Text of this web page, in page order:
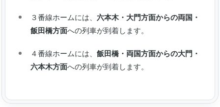
３番線ホームには、 六本木・大門方面からの両国・
飯田橋方面への列車が到着します。
４番線ホームには、 飯田橋・両国方面からの大門・
六本木方面への列車が到着します。